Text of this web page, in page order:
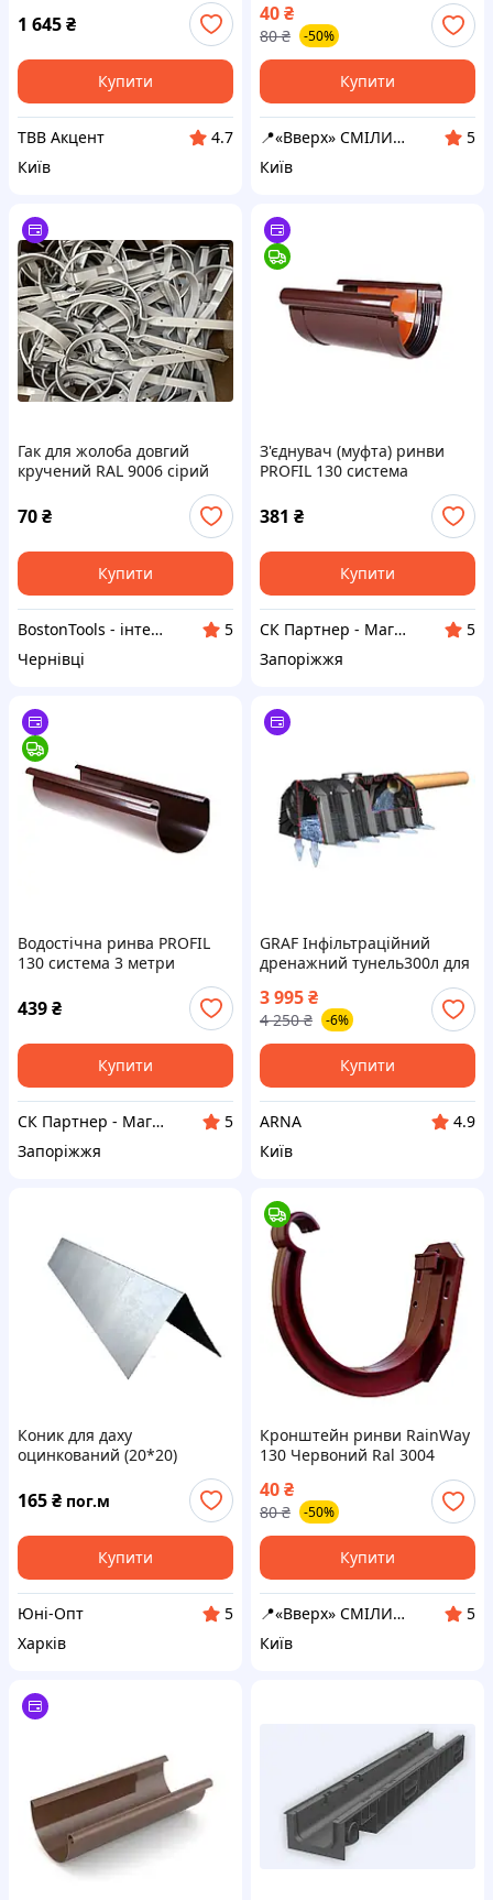
1 645₴
Купити
ТВВ Акцент
4.7
Київ
40₴
80 ₴ -50%
Купити
📍«Вверх» СМІЛИВІСТЬ
5
Київ
Гак для жолоба довгий
кручений RAL 9006 сірий
70₴
Купити
BostonTools - інтернет магазин
5
Чернівці
З'єднувач (муфта) ринви
PROFIL 130 система
381 ₴
Купити
СК Партнер - Магазин покрівельних і фасадних матеріалів
5
Запоріжжя
Водостічна ринва PROFIL
130 система 3 метри
439₴
Купити
СК Партнер - Магазин покрівельних і фасадних матеріалів
5
Запоріжжя
GRAF Інфільтраційний
дренажний тунель300л для
каналізації Доставка від
Києва (30 км) — 400 грн
3 995₴
4 250 ₴ -6%
Купити
ARNA
4.9
Київ
Коник для даху
оцинкований (20*20)
165₴ пог.м
Купити
Юні-Опт
5
Харків
Кронштейн ринви RainWay
130 Червоний Ral 3004
40₴
80 ₴ -50%
Купити
📍«Вверх» СМІЛИВІСТЬ
5
Київ